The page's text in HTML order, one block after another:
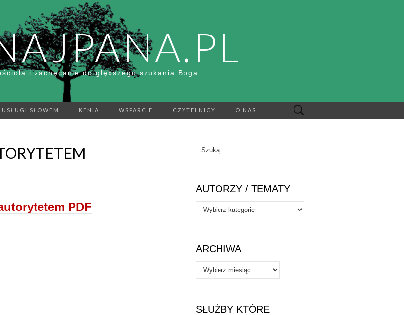
i zachęcanie do głębszego szukania Boga
USŁUGI SŁOWEM KENIA WSPARCIE CZYTELNICY O NAS Szukaj:
PDF
Szukaj:
AUTORZY / TEMATY
Autorzy
/
Tematy
ARCHIWA
Archiwa
SŁUŻBY KTÓRE